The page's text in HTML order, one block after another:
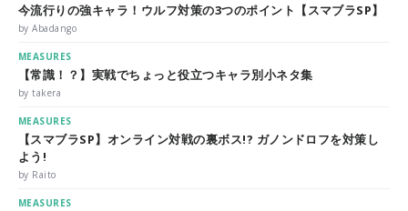
今流行りの強キャラ！ウルフ対策の3つのポイント【スマブラSP】
by Abadango
MEASURES
【常識！？】実戦でちょっと役立つキャラ別小ネタ集
by takera
MEASURES
【スマブラSP】オンライン対戦の裏ボス!? ガノンドロフを対策し
よう!
by Raito
MEASURES